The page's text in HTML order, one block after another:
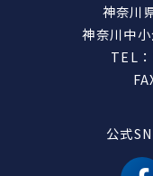
神奈川
神奈川中
TEL
公式